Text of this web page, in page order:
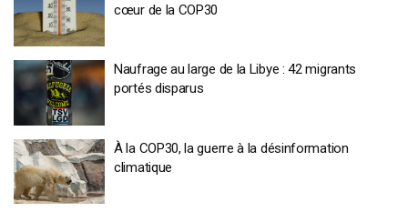
cœur de la COP30
Naufrage au large de la Libye : 42 migrants
portés disparus
À la COP30, la guerre à la désinformation
climatique